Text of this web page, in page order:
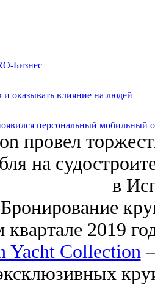
Бизнес
и оказывать влияние на людей
персональный мобильный
провел
на
в
Бронирование
квартале 2019
Yacht Collection